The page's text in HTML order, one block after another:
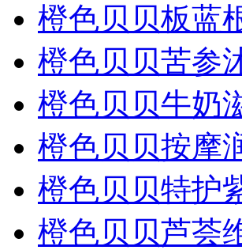
橙色贝贝板蓝
橙色贝贝苦参
橙色贝贝牛奶
橙色贝贝按摩
橙色贝贝特护
橙色贝贝芦荟